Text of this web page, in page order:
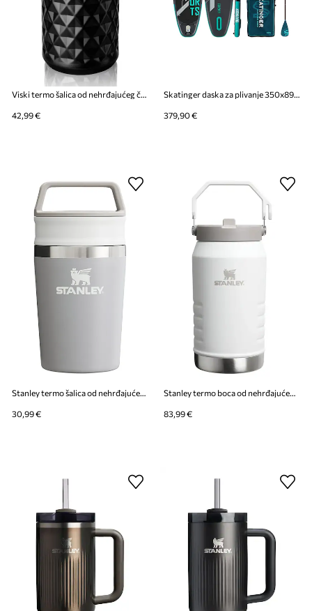
Viski termo šalica od nehrđajućeg čelika 473 ml
42,99 €
Skatinger daska za plivanje 350x89x15 cm (11'6'')
379,90 €
30,99 € 83,99 €